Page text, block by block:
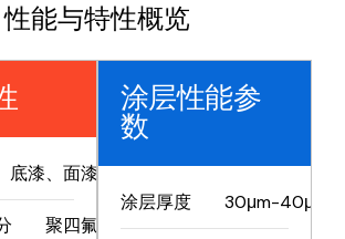
性能与特性概览
底漆、面漆、点漆或中漆
聚四氟乙烯
涂层性能参
数
涂层厚度 30μm-40μm